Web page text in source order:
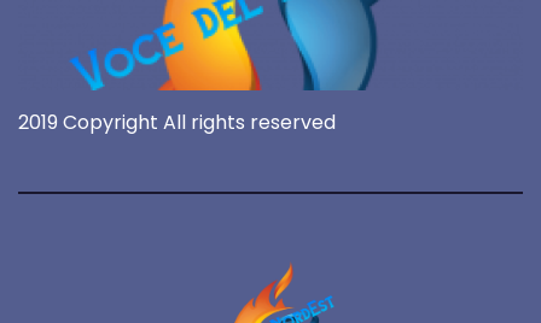
2019 Copyright All rights reserved